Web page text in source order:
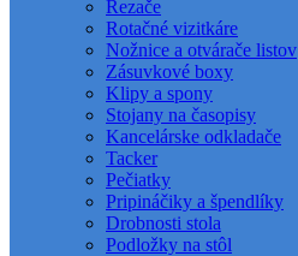
Rezače
Rotačné vizitkáre
Nožnice a otvárače listov
Zásuvkové boxy
Klipy a spony
Stojany na časopisy
Kancelárske odkladače
Tacker
Pečiatky
Pripináčiky a špendlíky
Drobnosti stola
Podložky na stôl